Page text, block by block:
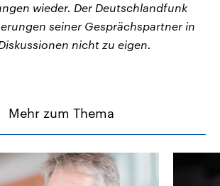
wieder. Der Deutschlandfunk
seiner Gesprächspartner in
nicht zu eigen.
Mehr zum Thema